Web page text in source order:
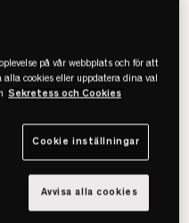
på vår webbplats och för att
cookies eller uppdatera dina val
Sekretess och Cookies
Cookie inställningar
Avvisa alla cookies